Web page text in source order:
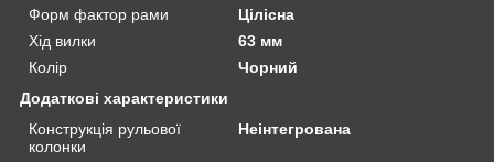
Форм фактор рами
Цілісна
Хід вилки
63 мм
Колір
Чорний
Додаткові характеристики
Конструкція рульової
колонки
Неінтегрована